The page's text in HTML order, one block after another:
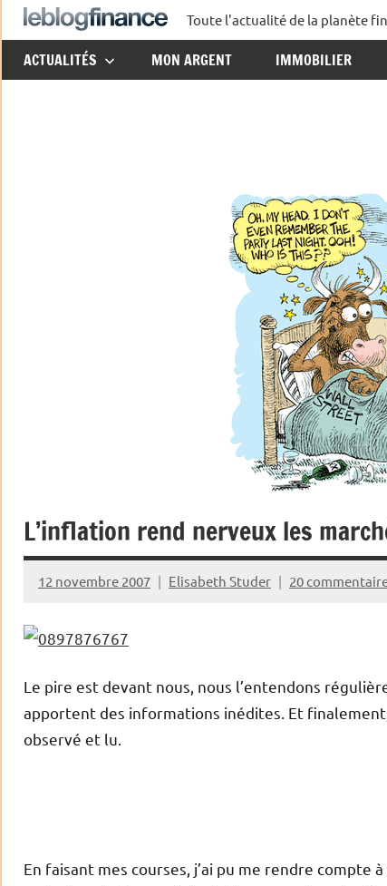
Aller
au
contenu
Le
Blog
Toute l'actualité de la planète
ACTUALITÉS MON ARGENT IMMOBILIER
L’inflation rend nerveux les
12 novembre 2007 Elisabeth Studer 20
Le pire est devant nous, nous l’entendons
apportent des informations inédites. Et
observé et lu.
En faisant mes courses, j’ai pu me rendre